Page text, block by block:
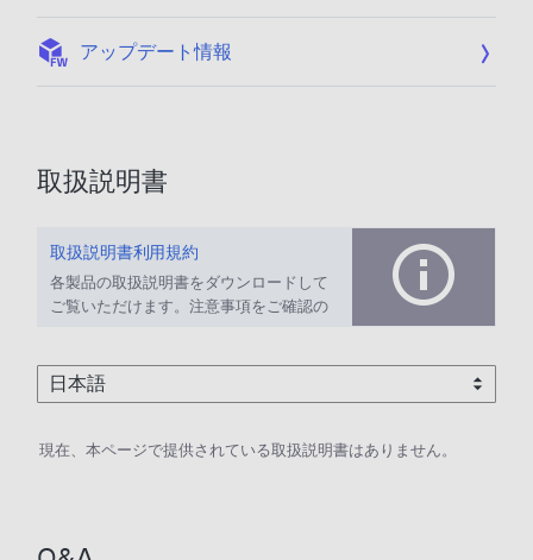
アップデート情報
取扱説明書
取扱説明書利用規約
各製品の取扱説明書をダウンロードして
ご覧いただけます。注意事項をご確認の
現在、本ページで提供されている取扱説明書はありません。